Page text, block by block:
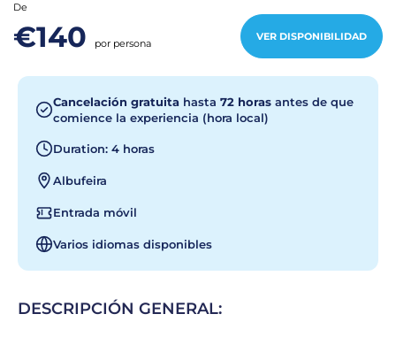
De
€140 por persona
VER DISPONIBILIDAD
Cancelación gratuita hasta 72 horas antes de que
comience la experiencia (hora local)
Duration: 4 horas
Albufeira
Entrada móvil
Varios idiomas disponibles
DESCRIPCIÓN GENERAL: